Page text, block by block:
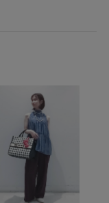
vis_okazakisae_june
Wshoes_pickup